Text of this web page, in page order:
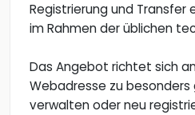
Registrierung und Transfer
im Rahmen der üblichen
Das Angebot richtet sich
Webadresse zu
verwalten oder neu